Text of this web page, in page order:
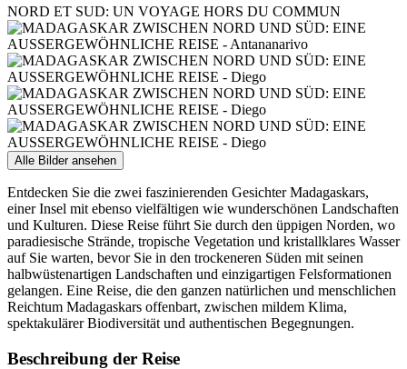
Alle Bilder ansehen
Entdecken Sie die zwei faszinierenden Gesichter Madagaskars,
einer Insel mit ebenso vielfältigen wie wunderschönen Landschaften
und Kulturen. Diese Reise führt Sie durch den üppigen Norden, wo
paradiesische Strände, tropische Vegetation und kristallklares Wasser
auf Sie warten, bevor Sie in den trockeneren Süden mit seinen
halbwüstenartigen Landschaften und einzigartigen Felsformationen
gelangen. Eine Reise, die den ganzen natürlichen und menschlichen
Reichtum Madagaskars offenbart, zwischen mildem Klima,
spektakulärer Biodiversität und authentischen Begegnungen.
Beschreibung der Reise